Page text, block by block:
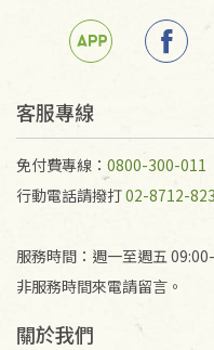
若未保持原包裝方式
任何折損、磨損、污
不接受退貨之手抄稿，
代為結緣處理等。 若
產生的運費100元/箱將
客服專線
免付費專線： 0800-300-011
行動電話請撥打02-8712-
服務時間：週一至週五
非服務時間來電請留言。
關於我們